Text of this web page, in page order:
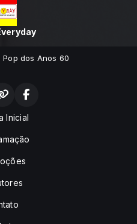
dos Anos 60
Inicial